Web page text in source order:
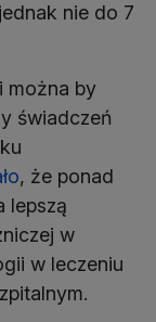
nie do 7
można by
świadczeń
, że ponad
lepszą
w
w leczeniu